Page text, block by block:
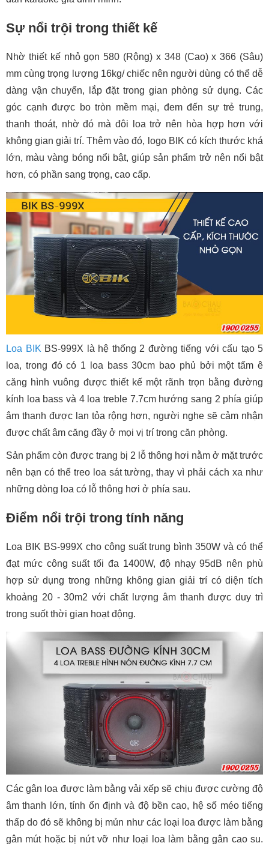
Sự nổi trội trong thiết kế
Nhờ thiết kế nhỏ gọn 580 (Rộng) x 348 (Cao) x 366 (Sâu)
mm cùng trọng lượng 16kg/ chiếc nên người dùng có thể dễ
dàng vận chuyển, lắp đặt trong gian phòng sử dụng. Các
góc cạnh được bo tròn mềm mại, đem đến sự trẻ trung,
thanh thoát, nhờ đó mà đôi loa trở nên hòa hợp hơn với
không gian giải trí. Thêm vào đó, logo BIK có kích thước khá
lớn, màu vàng bóng nổi bật, giúp sản phẩm trở nên nổi bật
hơn, có phần sang trọng, cao cấp.
Loa BIK BS-999X là hệ thống 2 đường tiếng với cấu tạo 5
loa, trong đó có 1 loa bass 30cm bao phủ bởi một tấm ê
căng hình vuông được thiết kế một rãnh trọn bằng đường
kính loa bass và 4 loa treble 7.7cm hướng sang 2 phía giúp
âm thanh được lan tỏa rộng hơn, người nghe sẽ cảm nhận
được chất âm căng đầy ở mọi vị trí trong căn phòng.
Sản phẩm còn được trang bị 2 lỗ thông hơi nằm ở mặt trước
nên bạn có thể treo loa sát tường, thay vì phải cách xa như
những dòng loa có lỗ thông hơi ở phía sau.
Điểm nổi trội trong tính năng
Loa BIK BS-999X cho công suất trung bình 350W và có thể
đạt mức công suất tối đa 1400W, độ nhạy 95dB nên phù
hợp sử dụng trong những không gian giải trí có diện tích
khoảng 20 - 30m2 với chất lượng âm thanh được duy trì
trong suốt thời gian hoạt động.
Các gân loa được làm bằng vải xếp sẽ chịu được cường độ
âm thanh lớn, tính ổn định và độ bền cao, hệ số méo tiếng
thấp do đó sẽ không bị mủn như các loại loa được làm bằng
gân mút hoặc bị nứt vỡ như loại loa làm bằng gân cao su.